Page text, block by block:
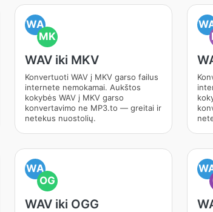
WA
MK
WAV iki MKV
Konvertuoti WAV į MKV garso failus
internete nemokamai. Aukštos
kokybės WAV į MKV garso
konvertavimo ne MP3.to — greitai ir
netekus nuostolių.
WA
OG
WAV iki OGG